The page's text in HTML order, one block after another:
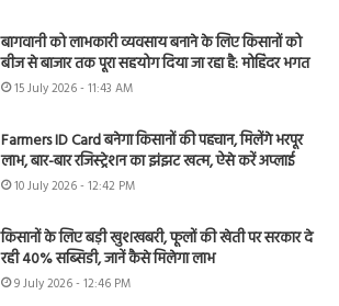
बागवानी को लाभकारी व्यवसाय बनाने के लिए किसानों को
बीज से बाजार तक पूरा सहयोग दिया जा रहा है: मोहिंदर भगत
15 July 2026 - 11:43 AM
Farmers ID Card बनेगा किसानों की पहचान, मिलेंगे भरपूर
लाभ, बार-बार रजिस्ट्रेशन का झंझट खत्म, ऐसे करें अप्लाई
10 July 2026 - 12:42 PM
किसानों के लिए बड़ी खुशखबरी, फूलों की खेती पर सरकार दे
रही 40% सब्सिडी, जानें कैसे मिलेगा लाभ
9 July 2026 - 12:46 PM